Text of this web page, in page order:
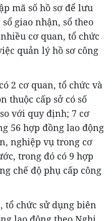
mã số hồ sơ để lưu
giao nhận, sổ theo
cơ quan, tổ chức
quản lý hồ sơ công
2 cơ quan, tổ chức và
thuộc cấp sở có số
với quy định; 7 cơ
56 hợp đồng lao động
nghiệp vụ trong cơ
trong đó có 9 hợp
chế độ phụ cấp công
tổ chức sử dụng biên